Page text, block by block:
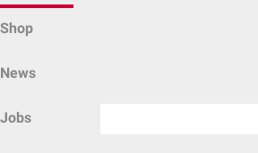
Shop
News
Jobs